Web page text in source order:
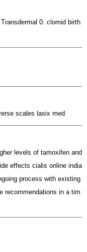
0. clomid birth
scales lasix med
levels of tamoxifen and
effects cialis online india
process with existing
recommendations in a tim